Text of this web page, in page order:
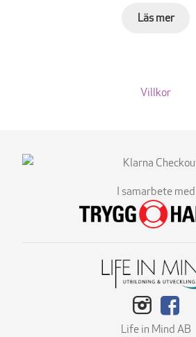
Läs mer
Villkor
I samarbete med
Life in Mind AB